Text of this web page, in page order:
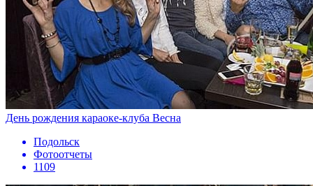
День рождения караоке-клуба Весна
Подольск
Фотоотчеты
1109